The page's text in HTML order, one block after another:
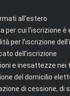
all'estero
per cui l'iscrizione è
per l'iscrizione
dell'iscrizione
e inesattezze nei
del domicilio
di cessione, di